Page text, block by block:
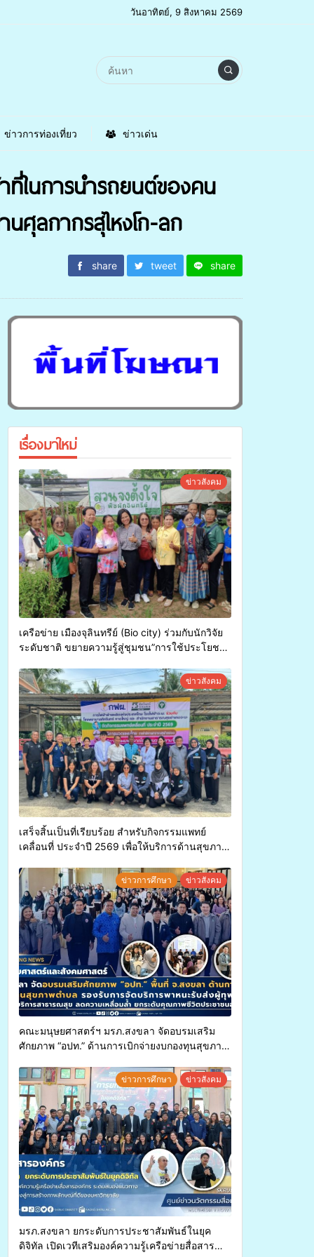
วันอาทิตย์, 9 สิงหาคม 2569
ข่าวการท่องเที่ยว ข่าวเด่น
ในการนำรถยนต์ของคน
นศุลกากรสุไหงโก-ลก
share tweet share
เรื่องมาใหม่
ข่าวสังคม
เครือข่าย เมืองจุลินทรีย์ (Bio city) ร่วมกับนักวิจัย
ระดับชาติ ขยายความรู้สู่ชุมชน”การใช้ประโยชน์
ค่า-พืชเศรษฐกิจ”
ข่าวสังคม
เสร็จสิ้นเป็นที่เรียบร้อย สำหรับกิจกรรมแพทย์
เคลื่อนที่ ประจำปี 2569 เพื่อให้บริการด้านสุขภาพ
ข่าวการศึกษา ข่าวสังคม
คณะมนุษยศาสตร์ฯ มรภ.สงขลา จัดอบรมเสริม
ศักยภาพ “อปท.” ด้านการเบิกจ่ายงบกองทุนสุขภาพ
ทุพพลภาพเพื่อเข้ารับบริการสาธารณสุข ลดความ
เหลื่อมล้ำ ยกระดับคุณภาพชีวิตประชาชนอย่าง
ยั่งยืน
ข่าวการศึกษา ข่าวสังคม
มรภ.สงขลา ยกระดับการประชาสัมพันธ์ในยุค
ดิจิทัล เปิดเวทีเสริมองค์ความรู้เครือข่ายสื่อสาร